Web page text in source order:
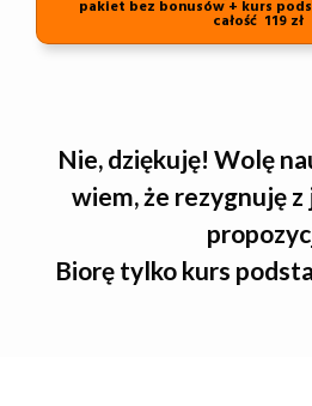
pakiet bez bonusów + kurs
całość 119 zł
Nie, dziękuję! Wolę
wiem, że rezygnuję
Biorę tylko kurs